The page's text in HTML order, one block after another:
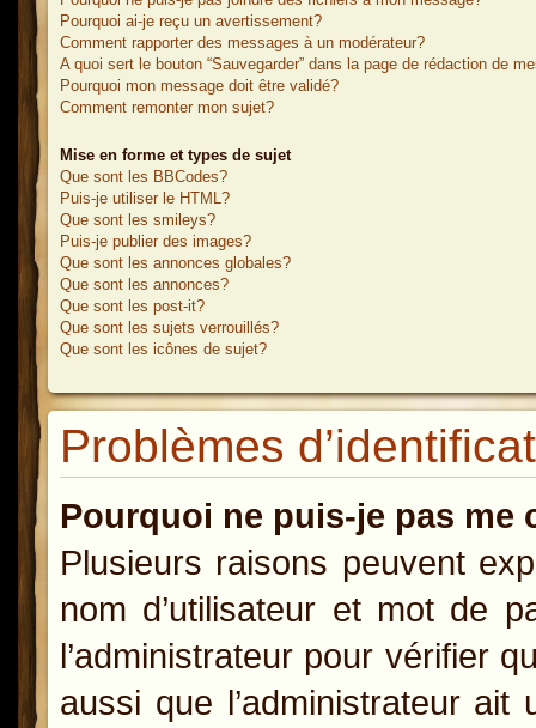
Pourquoi ai-je reçu un avertissement?
Comment rapporter des messages à un modérateur?
A quoi sert le bouton “Sauvegarder” dans la page de rédaction de
Pourquoi mon message doit être validé?
Comment remonter mon sujet?
Mise en forme et types de sujet
Que sont les BBCodes?
Puis-je utiliser le HTML?
Que sont les smileys?
Puis-je publier des images?
Que sont les annonces globales?
Que sont les annonces?
Que sont les post-it?
Que sont les sujets verrouillés?
Que sont les icônes de sujet?
Problèmes
Pourquoi ne puis-je pas me
Plusieurs raisons peuvent
nom d’utilisateur et mot de
l’administrateur pour vérifier
aussi que l’administrateur